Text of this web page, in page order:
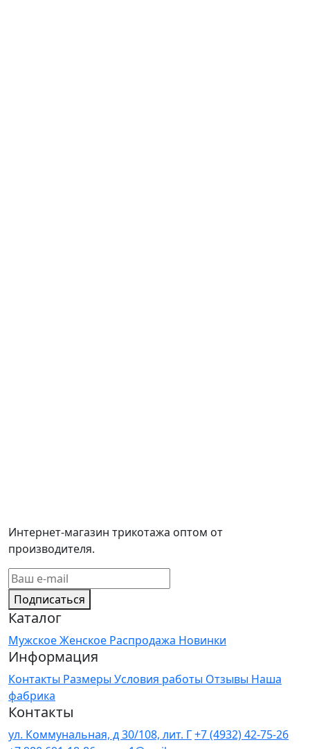
Интернет-магазин трикотажа оптом от
производителя.
Подписаться
Каталог
МужскоеЖенское Распродажа Новинки
Информация
Контакты Размеры Условия работы Отзывы Наша
фабрика
Контакты
ул. Коммунальная, д 30/108, лит. Г+7 (4932) 42-75-26